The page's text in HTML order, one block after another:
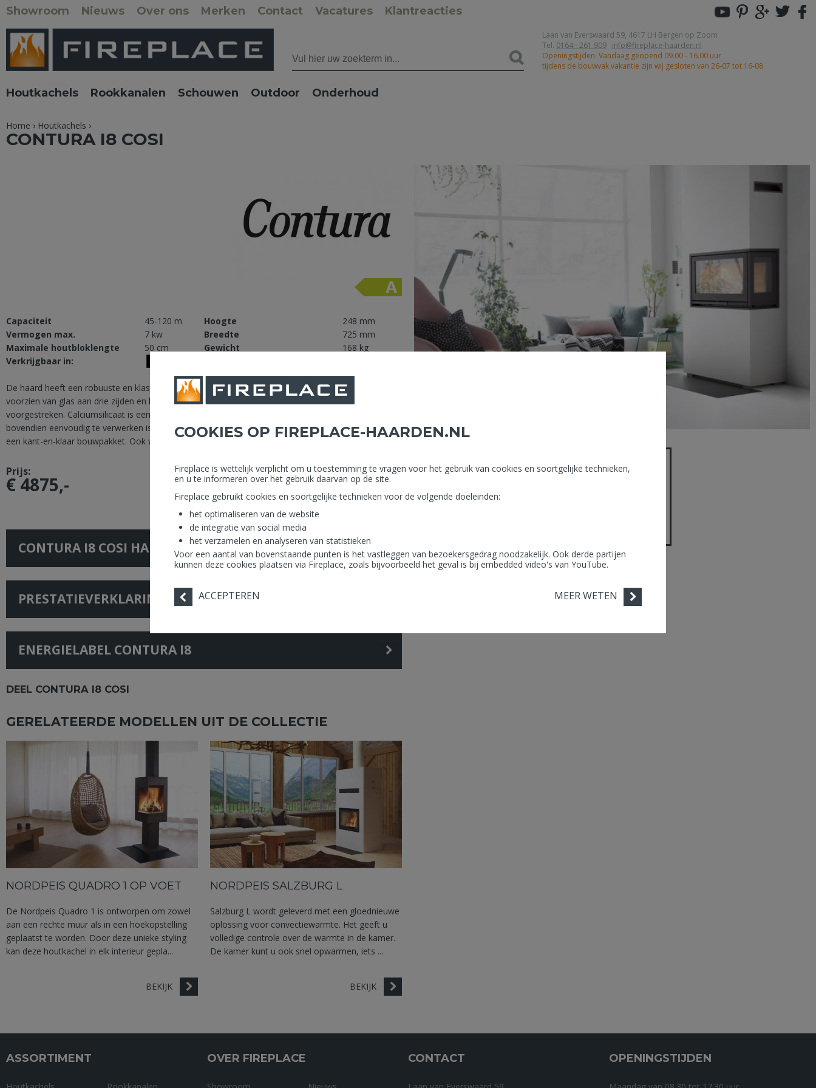
COOKIES OP FIREPLACE-HAARDEN.NL
Fireplace is wettelijk verplicht om u toestemming te vragen voor het gebruik van cookies en soortgelijke technieken,
en u te informeren over het gebruik daarvan op de site.
Fireplace gebruikt cookies en soortgelijke technieken voor de volgende doeleinden:
het optimaliseren van de website
de integratie van social media
het verzamelen en analyseren van statistieken
Voor een aantal van bovenstaande punten is het vastleggen van bezoekersgedrag noodzakelijk. Ook derde partijen
kunnen deze cookies plaatsen via Fireplace, zoals bijvoorbeeld het geval is bij embedded video's van YouTube.
ACCEPTEREN MEER WETEN
Showroom Nieuws Over ons Merken Contact Vacatures Klantreacties
Laan van Everswaard 59, 4617 LH Bergen op Zoom
Tel. 0164 - 261 909
info@fireplace-haarden.nl
Openingstijden: Vandaag geopend 09.00 - 16.00 uur
tijdens de bouwvak vakantie zijn wij gesloten van 26-07 tot 16-08
Houtkachels Rookkanalen Schouwen Outdoor Onderhoud
Home › Houtkachels ›
CONTURA I8 COSI
Capaciteit 45-120 m Hoogte
248 mm
Vermogen max.
7 kw Breedte
725 mm
Maximale houtbloklengte
50 cm Gewicht
168 kg
Verkrijgbaar in:
De haard heeft een robuuste en klassieke uitstraling met een gietijzeren deur, waarvan dit model is
voorzien van glas aan drie zijden en hitte bestendige calciumsilicaatplaten die reeds zijn
voorgestreken. Calciumsilicaat is een zeer duurzaam materiaal dat bestand is tegen 1000°C en
bovendien eenvoudig te verwerken is met standaardgereedschap. Contura COSI wordt geleverd als
een kant-en-klaar bouwpakket. Ook wordt alles wat nodig is voor de montage meegeleverd.
Prijs:
€ 4875,-
CONTURA I8 COSI HANDLEIDING
PRESTATIEVERKLARING CONTURA I8
ENERGIELABEL CONTURA I8
DEEL CONTURA I8 COSI
GERELATEERDE MODELLEN UIT DE COLLECTIE
NORDPEIS QUADRO 1 OP VOET
De Nordpeis Quadro 1 is ontworpen om zowel
aan een rechte muur als in een hoekopstelling
geplaatst te worden. Door deze unieke styling
kan deze houtkachel in elk interieur gepla...
BEKIJK
NORDPEIS SALZBURG L
Salzburg L wordt geleverd met een gloednieuwe
oplossing voor convectiewarmte. Het geeft u
volledige controle over de warmte in de kamer.
De kamer kunt u ook snel opwarmen, iets ...
BEKIJK
ASSORTIMENT OVER FIREPLACE CONTACT OPENINGSTIJDEN